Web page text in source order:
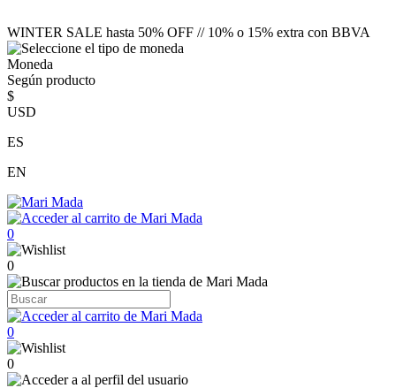
WINTER SALE hasta 50% OFF // 10% o 15% extra con BBVA
Moneda
Según producto
$
USD
ES
EN
0
0
0
0